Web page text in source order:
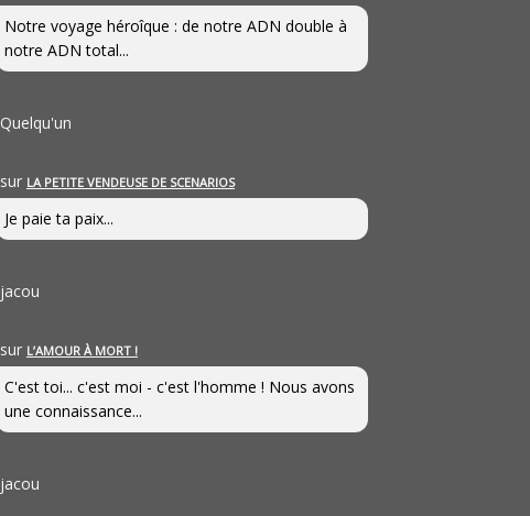
Notre voyage héroîque : de notre ADN double à
notre ADN total...
Quelqu'un
sur LA PETITE VENDEUSE DE SCENARIOS
Je paie ta paix...
jacou
sur L’AMOUR À MORT !
C'est toi... c'est moi - c'est l'homme ! Nous avons
une connaissance...
jacou